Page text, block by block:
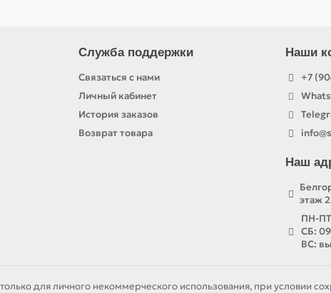
Служба поддержки
Связаться с нами
Личный кабинет
История заказов
Возврат товара
Наши
+7
Наш
этаж
ПН-
СБ:
ВС:
для личного некоммерческого использования, при условии